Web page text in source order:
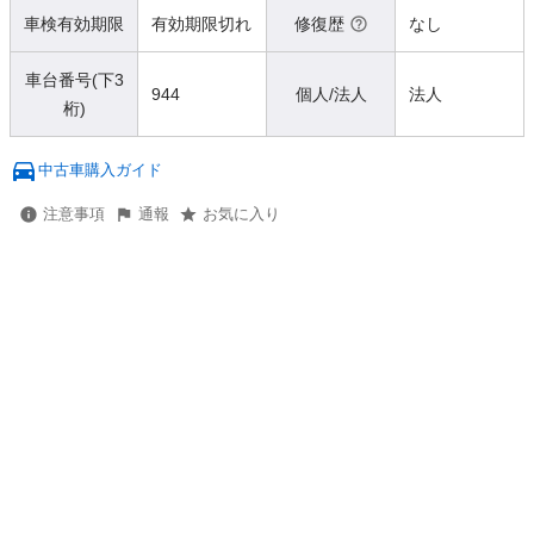
車検有効期限 有効期限切れ 修復歴 なし
車台番号(下3
桁)
944 個人/法人 法人
中古車購入ガイド
注意事項 通報 お気に入り